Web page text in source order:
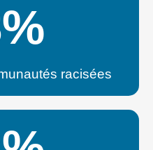
racisées
%